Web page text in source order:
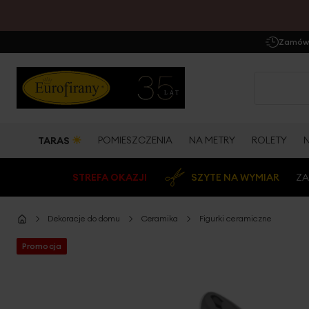
TARAS ☀ POMIESZCZENIA NA METRY ROLETY
STREFA OKAZJI SZYTE NA WYMIAR
Dekoracje do domu Ceramika Figurki ceramiczne
Promocja